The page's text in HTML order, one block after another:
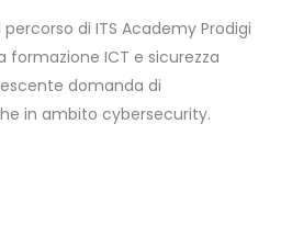
percorso di ITS Academy Prodigi
ICT e sicurezza
domanda di
in ambito cybersecurity.